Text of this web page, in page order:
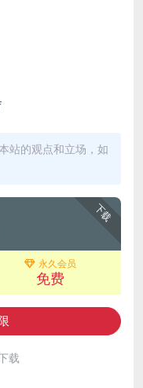
站的观点和立场，如
下载
永久会员
免费
载